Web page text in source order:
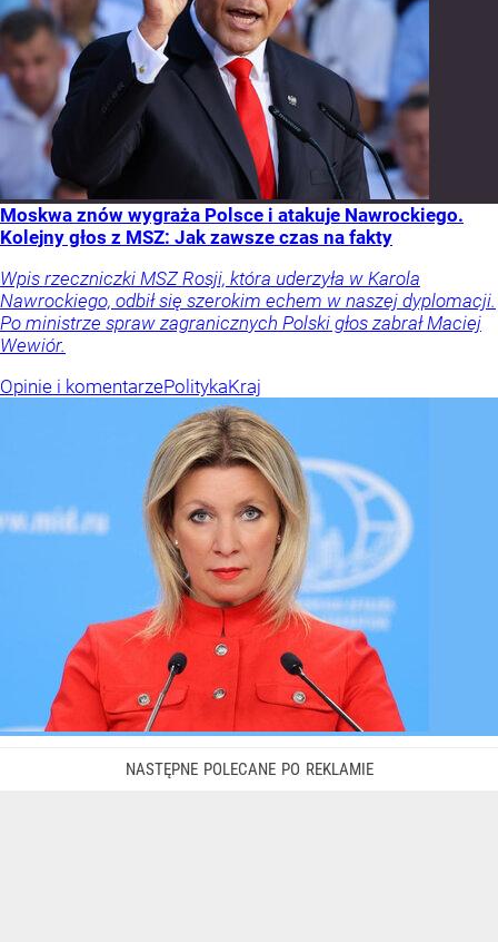
Moskwa znów wygraża Polsce i atakuje Nawrockiego.
Kolejny głos z MSZ: Jak zawsze czas na fakty
Wpis rzeczniczki MSZ Rosji, która uderzyła w Karola
Nawrockiego, odbił się szerokim echem w naszej dyplomacji.
Po ministrze spraw zagranicznych Polski głos zabrał Maciej
Wewiór.
Opinie i komentarzePolitykaKraj